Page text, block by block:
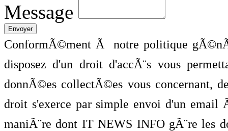
Message
ConformÃ©ment Ã notre politique
disposez d'un droit d'accÃ¨s vous
donnÃ©es collectÃ©es vous concernant,
droit s'exerce par simple envoi d'un
maniÃ¨re dont IT NEWS INFO gÃ¨re les